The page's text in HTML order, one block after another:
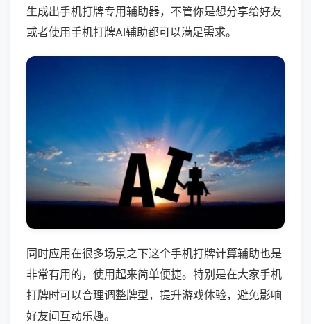
生成出手机打牌专用辅助器，不管你是想分享给好友
或者使用手机打牌AI辅助都可以满足需求。
同时应用在很多场景之下这个手机打牌计算辅助也是
非常有用的，使用起来简单便捷。特别是在大家手机
打牌时可以合理调整牌型，提升游戏体验，避免影响
好友间互动乐趣。